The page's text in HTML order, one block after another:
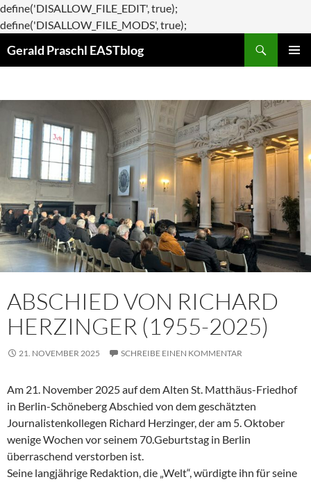
define('DISALLOW_FILE_EDIT', true);
define('DISALLOW_FILE_MODS', true);
Gerald Praschl EASTblog
ABSCHIED VON RICHARD
HERZINGER (1955-2025)
21. NOVEMBER 2025 SCHREIBE EINEN KOMMENTAR
Am 21. November 2025 auf dem Alten St. Matthäus-Friedhof
in Berlin-Schöneberg Abschied von dem geschätzten
Journalistenkollegen Richard Herzinger, der am 5. Oktober
wenige Wochen vor seinem 70.Geburtstag in Berlin
überraschend verstorben ist.
Seine langjährige Redaktion, die „Welt“, würdigte ihn für seine